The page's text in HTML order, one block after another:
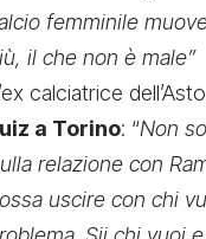
femminile
il che non è male”
calciatrice
a Torino: “Non
relazione con
uscire con chi